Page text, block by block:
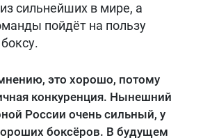
сильнейших в мире, а
пойдёт на пользу
это хорошо, потому
конкуренция. Нынешний
России очень сильный, у
боксёров. В будущем